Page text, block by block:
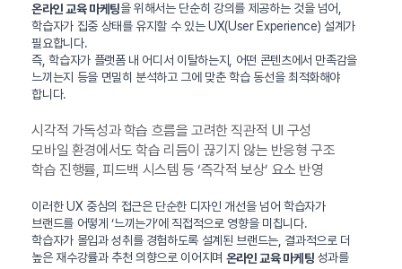
온라인 교육 마케팅을 위해서는 단순히 강의를 제공하는 것을 넘어,
학습자가 집중 상태를 유지할 수 있는 UX(User Experience) 설계가
필요합니다.
즉, 학습자가 플랫폼 내 어디서 이탈하는지, 어떤 콘텐츠에서 만족감을
느끼는지 등을 면밀히 분석하고 그에 맞춘 학습 동선을 최적화해야
합니다.
시각적 가독성과 학습 흐름을 고려한 직관적 UI 구성
모바일 환경에서도 학습 리듬이 끊기지 않는 반응형 구조
학습 진행률, 피드백 시스템 등 ‘즉각적 보상’ 요소 반영
이러한 UX 중심의 접근은 단순한 디자인 개선을 넘어 학습자가
브랜드를 어떻게 ‘느끼는가’에 직접적으로 영향을 미칩니다.
학습자가 몰입과 성취를 경험하도록 설계된 브랜드는, 결과적으로 더
높은 재수강률과 추천 의향으로 이어지며 온라인 교육 마케팅 성과를